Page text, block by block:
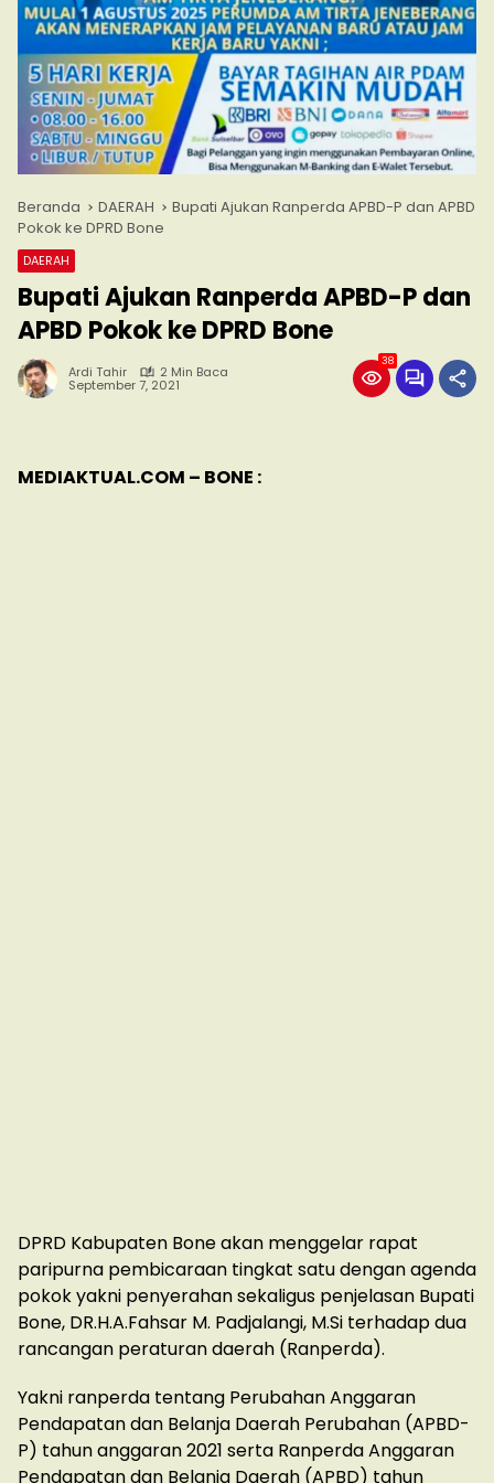
Beranda DAERAH
Bupati Ajukan Ranperda APBD-P dan APBD
Pokok ke DPRD Bone
DAERAH
Bupati Ajukan Ranperda APBD-P dan
APBD Pokok ke DPRD Bone
Ardi Tahir 2 Min Baca
September 7, 2021
38
MEDIAKTUAL.COM – BONE :
DPRD Kabupaten Bone akan menggelar rapat
paripurna pembicaraan tingkat satu dengan agenda
pokok yakni penyerahan sekaligus penjelasan Bupati
Bone, DR.H.A.Fahsar M. Padjalangi, M.Si terhadap dua
rancangan peraturan daerah (Ranperda).
Yakni ranperda tentang Perubahan Anggaran
Pendapatan dan Belanja Daerah Perubahan (APBD-
P) tahun anggaran 2021 serta Ranperda Anggaran
Pendapatan dan Belanja Daerah (APBD) tahun